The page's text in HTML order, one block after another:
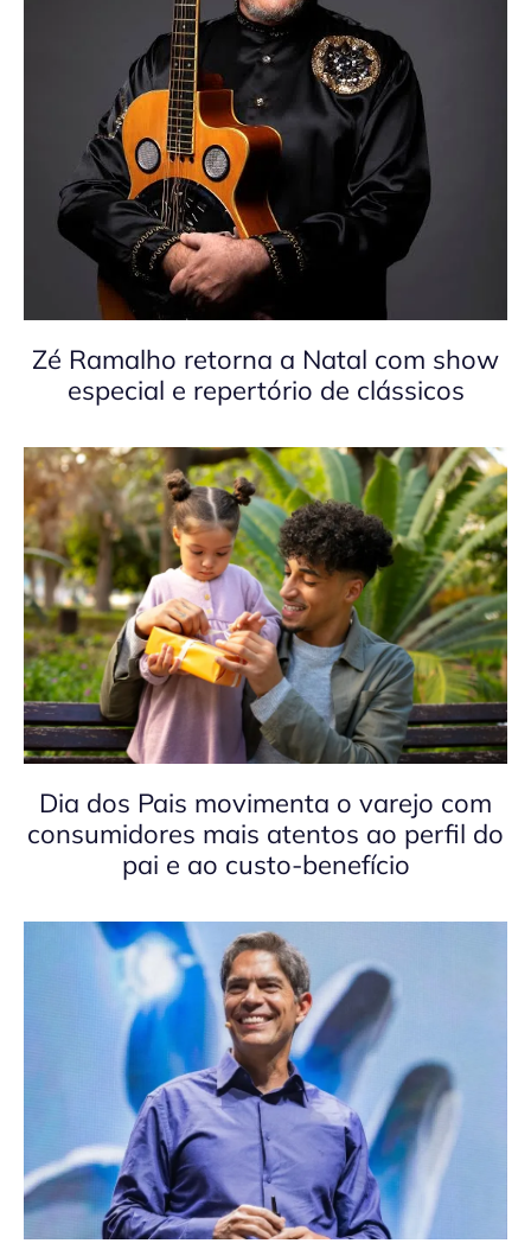
Zé Ramalho retorna a Natal com show
especial e repertório de clássicos
Dia dos Pais movimenta o varejo com
consumidores mais atentos ao perfil do
pai e ao custo-benefício